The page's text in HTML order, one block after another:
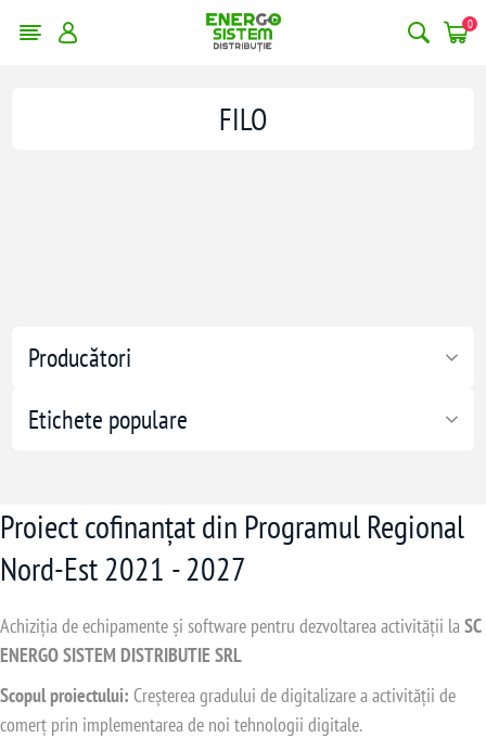
0
Producători
Etichete populare
FILO
Proiect cofinanțat din Programul Regional
Nord-Est 2021 - 2027
Achiziția de echipamente și software pentru dezvoltarea activității laSC
ENERGO SISTEM DISTRIBUTIE SRL
Scopul proiectului: Creșterea gradului de digitalizare a activității de
comerț prin implementarea de noi tehnologii digitale.